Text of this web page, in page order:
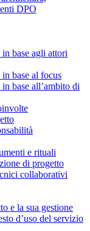
DPO
base agli attori
base al focus
base all’ambito di
e rituali
di progetto
collaborativi
e la sua gestione
d’uso del servizio